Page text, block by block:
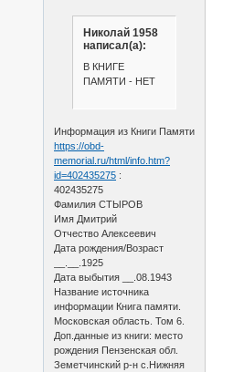
Николай 1958
написал(а):
В КНИГЕ
ПАМЯТИ - НЕТ
Информация из Книги Памяти
https://obd-
memorial.ru/html/info.htm?
id=402435275 :
402435275
Фамилия СТЫРОВ
Имя Дмитрий
Отчество Алексеевич
Дата рождения/Возраст
__.__.1925
Дата выбытия __.08.1943
Название источника
информации Книга памяти.
Московская область. Том 6.
Доп.данные из книги: место
рождения Пензенская обл.
Земетчинский р-н с.Нижняя